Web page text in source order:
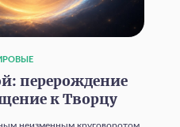
перерождение
к Творцу